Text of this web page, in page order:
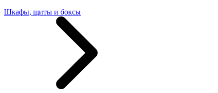
Шкафы, щиты и боксы